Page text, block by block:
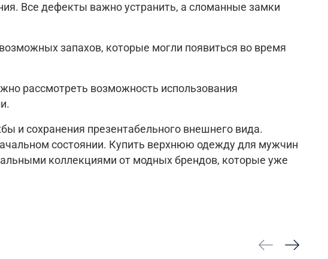
Все дефекты важно устранить, а сломанные замки
запахов, которые могли появиться во время
рассмотреть возможность использования
и сохранения презентабельного внешнего вида.
состоянии. Купить верхнюю одежду для мужчин
коллекциями от модных брендов, которые уже